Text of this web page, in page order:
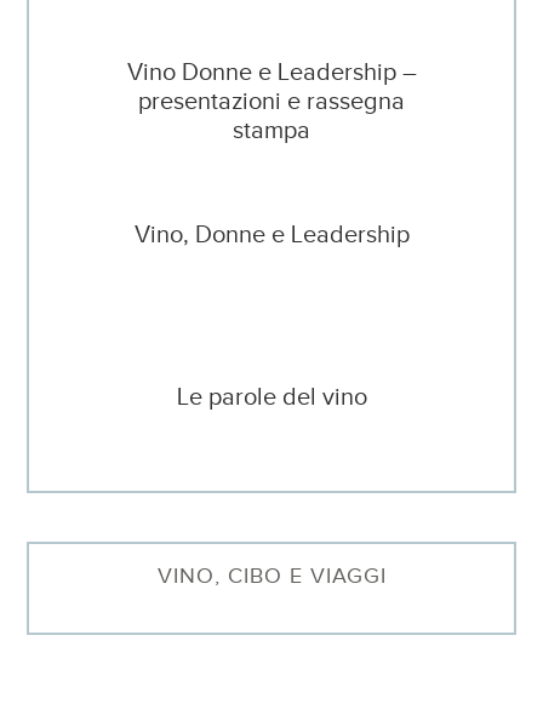
Vino Donne e Leadership –
presentazioni e rassegna
stampa
Vino, Donne e Leadership
Le parole del vino
VINO, CIBO E VIAGGI